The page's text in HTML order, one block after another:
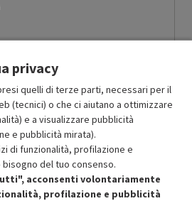
ridotto da
a-30%
al carrello
RICONDIZIONATI
del 30% sul prodotto ricondizionato.
privacy
quelli di terze parti, necessari per il
(tecnici) o che ci aiutano a ottimizzare
e a visualizzare pubblicità
e pubblicità mirata).
di funzionalità, profilazione e
del tuo consenso.
acconsenti volontariamente
profilazione e pubblicità